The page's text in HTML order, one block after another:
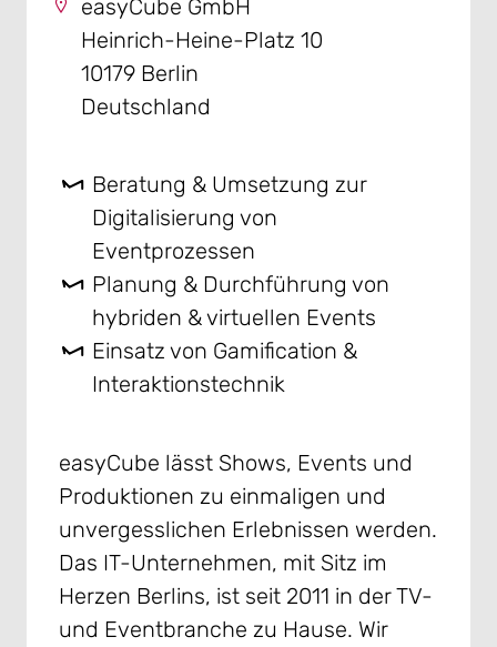
easyCube GmbH
Heinrich-Heine-Platz 10
10179 Berlin
Deutschland
Beratung & Umsetzung zur
Digitalisierung von
Eventprozessen
Planung & Durchführung von
hybriden & virtuellen Events
Einsatz von Gamification &
Interaktionstechnik
easyCube lässt Shows, Events und
Produktionen zu einmaligen und
unvergesslichen Erlebnissen werden.
Das IT-Unternehmen, mit Sitz im
Herzen Berlins, ist seit 2011 in der TV-
und Eventbranche zu Hause. Wir